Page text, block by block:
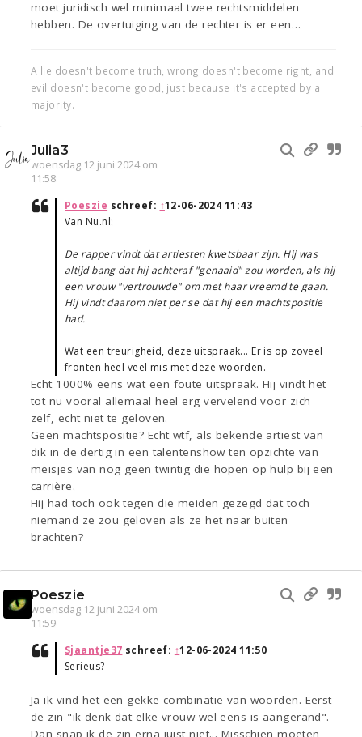
moet juridisch wel minimaal twee rechtsmiddelen
hebben. De overtuiging van de rechter is er een…
A lie doesn't become truth, wrong doesn't become right, and
evil doesn't become good, just because it's accepted by a
majority.
Julia3
woensdag 12 juni 2024 om
11:58
Poeszie schreef: ↑12-06-2024 11:43
Van Nu.nl:
De rapper vindt dat artiesten kwetsbaar zijn. Hij was
altijd bang dat hij achteraf "genaaid" zou worden, als hij
een vrouw "vertrouwde" om met haar vreemd te gaan.
Hij vindt daarom niet per se dat hij een machtspositie
had.
Wat een treurigheid, deze uitspraak... Er is op zoveel
fronten heel veel mis met deze woorden.
Echt 1000% eens wat een foute uitspraak. Hij vindt het
tot nu vooral allemaal heel erg vervelend voor zich
zelf, echt niet te geloven.
Geen machtspositie? Echt wtf, als bekende artiest van
dik in de dertig in een talentenshow ten opzichte van
meisjes van nog geen twintig die hopen op hulp bij een
carrière.
Hij had toch ook tegen die meiden gezegd dat toch
niemand ze zou geloven als ze het naar buiten
brachten?
Poeszie
woensdag 12 juni 2024 om
11:59
Sjaantje37 schreef: ↑12-06-2024 11:50
Serieus?
Ja ik vind het een gekke combinatie van woorden. Eerst
de zin "ik denk dat elke vrouw wel eens is aangerand".
Dan snap ik de zin erna juist niet... Misschien moeten